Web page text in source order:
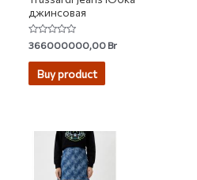
джинсовая
Rated
0
out
366000000,00Br
Buy product